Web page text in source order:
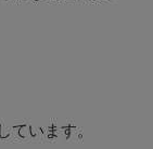
います。